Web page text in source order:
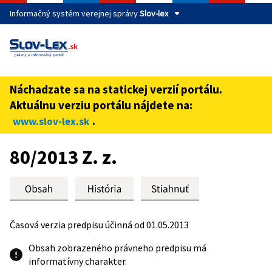
Informačný systém verejnej správySlov-lex
Táto stránka je zabezpečená
cez zabezpečenú webovú stránku verejnej správy SR.
Zabezpečená stránka vždy začína https:// pred názvom
domény webového sídla.
Náchadzate sa na statickej verzií portálu.
Aktuálnu verziu portálu nájdete na:
www.slov-lex.sk .
Preskoč na obsah
80/2013 Z. z.
Časová verzia predpisu účinná od 01.05.2013
Obsah zobrazeného právneho predpisu má
informatívny charakter.